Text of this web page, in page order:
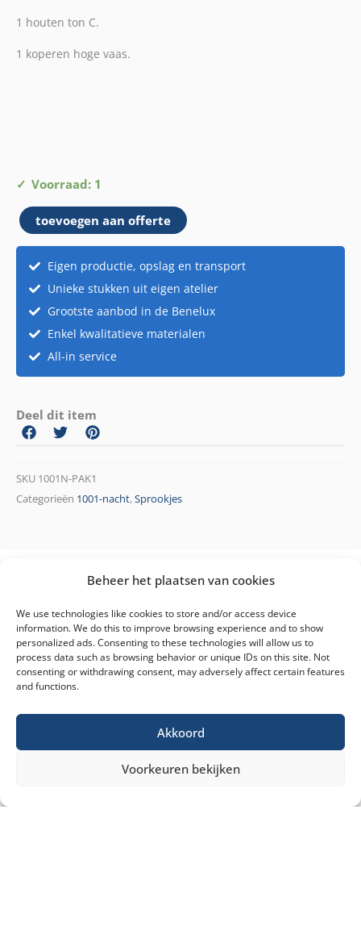
Beheer het plaatsen van cookies
We use technologies like cookies to store and/or access device
information. We do this to improve browsing experience and to show
personalized ads. Consenting to these technologies will allow us to
process data such as browsing behavior or unique IDs on this site. Not
consenting or withdrawing consent, may adversely affect certain features
and functions.
Akkoord
Voorkeuren bekijken
1 houten ton C.
1 koperen hoge vaas.
Voorraad: 1
1001-
Nacht
Pakket
1
aantal
toevoegen aan offerte
Eigen productie, opslag en transport
Unieke stukken uit eigen atelier
Grootste aanbod in de Benelux
Enkel kwalitatieve materialen
All-in service
Deel dit item
SKU 1001N-PAK1
Categorieën 1001-nacht,Sprookjes